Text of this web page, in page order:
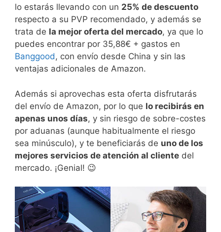
lo estarás llevando con un 25% de descuento
respecto a su PVP recomendado, y además se
trata de la mejor oferta del mercado, ya que lo
puedes encontrar por 35,88€ + gastos en
Banggood, con envío desde China y sin las
ventajas adicionales de Amazon.
Además si aprovechas esta oferta disfrutarás
del envío de Amazon, por lo que lo recibirás en
apenas unos días, y sin riesgo de sobre-costes
por aduanas (aunque habitualmente el riesgo
sea minúsculo), y te beneficiarás de uno de los
mejores servicios de atención al cliente del
mercado. ¡Genial! 😉